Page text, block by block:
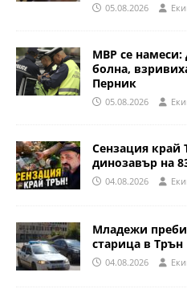
05.08.2026
МВР се намеси:
болна,
Перник
05.08.2026
Сензация край
динозавър на
04.08.2026
Младежи
старица в Трън
04.08.2026